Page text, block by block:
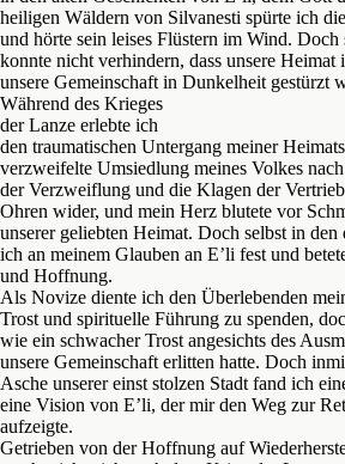
heiligen Wäldern von Silvanesti spürte ich
und hörte sein leises Flüstern im Wind.
konnte nicht verhindern, dass unsere
unsere Gemeinschaft in Dunkelheit gestürzt
Während des Krieges
der Lanze erlebte ich
den traumatischen Untergang meiner
verzweifelte Umsiedlung meines Volkes
der Verzweiflung und die Klagen der
Ohren wider, und mein Herz blutete vor
unserer geliebten Heimat. Doch selbst in
ich an meinem Glauben an E’li fest und
und Hoffnung.
Als Novize diente ich den Überlebenden
Trost und spirituelle Führung zu spenden,
wie ein schwacher Trost angesichts des
unsere Gemeinschaft erlitten hatte. Doch
Asche unserer einst stolzen Stadt fand ich
eine Vision von E’li, der mir den Weg zur
aufzeigte.
Getrieben von der Hoffnung auf